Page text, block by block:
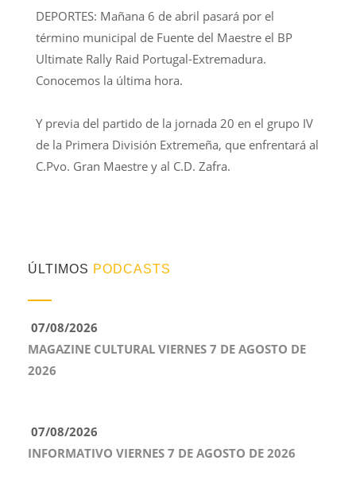
DEPORTES: Mañana 6 de abril pasará por el
término municipal de Fuente del Maestre el BP
Ultimate Rally Raid Portugal-Extremadura.
Conocemos la última hora.
Y previa del partido de la jornada 20 en el grupo IV
de la Primera División Extremeña, que enfrentará al
C.Pvo. Gran Maestre y al C.D. Zafra.
ÚLTIMOS PODCASTS
07/08/2026
MAGAZINE CULTURAL VIERNES 7 DE AGOSTO DE
2026
07/08/2026
INFORMATIVO VIERNES 7 DE AGOSTO DE 2026